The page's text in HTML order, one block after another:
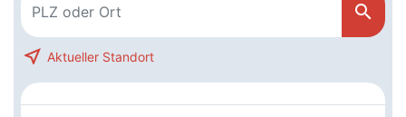
search
near_me Aktueller Standort